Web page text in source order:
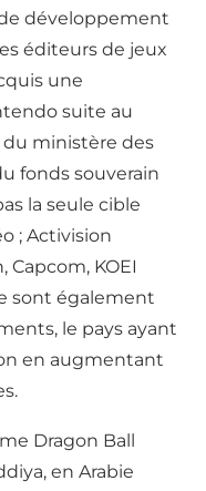
développement
éditeurs de jeux
une
suite au
ministère des
fonds souverain
la seule cible
; Activision
Capcom, KOEI
sont également
le pays ayant
en augmentant
Dragon Ball
en Arabie